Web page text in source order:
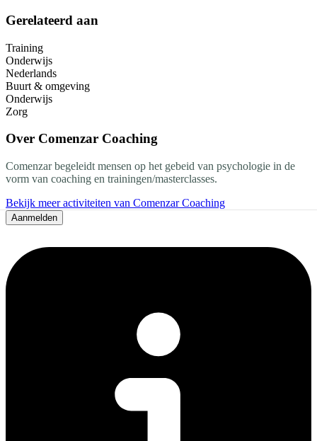
Gerelateerd aan
Training
Onderwijs
Nederlands
Buurt & omgeving
Onderwijs
Zorg
Over Comenzar Coaching
Comenzar begeleidt mensen op het gebeid van psychologie in de
vorm van coaching en trainingen/masterclasses.
Bekijk meer activiteiten van Comenzar Coaching
Aanmelden